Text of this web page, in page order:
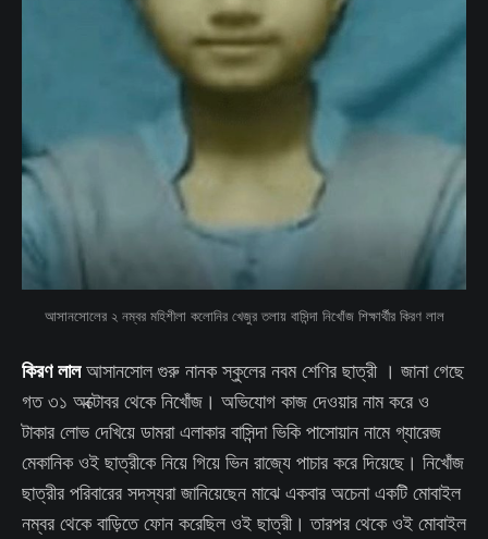
আসানসোলের ২ নম্বর মহিশীলা কলোনির খেজুর তলায় বাসিন্দা নিখোঁজ শিক্ষার্থীর কিরণ লাল
কিরণ লালআসানসোল গুরু নানক স্কুলের নবম শেণির ছাত্রী । জানা গেছে
গত ৩১ অক্টোবর থেকে নিখোঁজ। অভিযোগ কাজ দেওয়ার নাম করে ও
টাকার লোভ দেখিয়ে ডামরা এলাকার বাসিন্দা ভিকি পাসোয়ান নামে গ্যারেজ
মেকানিক ওই ছাত্রীকে নিয়ে গিয়ে ভিন রাজ্যে পাচার করে দিয়েছে। নিখোঁজ
ছাত্রীর পরিবারের সদস্যরা জানিয়েছেন মাঝে একবার অচেনা একটি মোবাইল
নম্বর থেকে বাড়িতে ফোন করেছিল ওই ছাত্রী। তারপর থেকে ওই মোবাইল